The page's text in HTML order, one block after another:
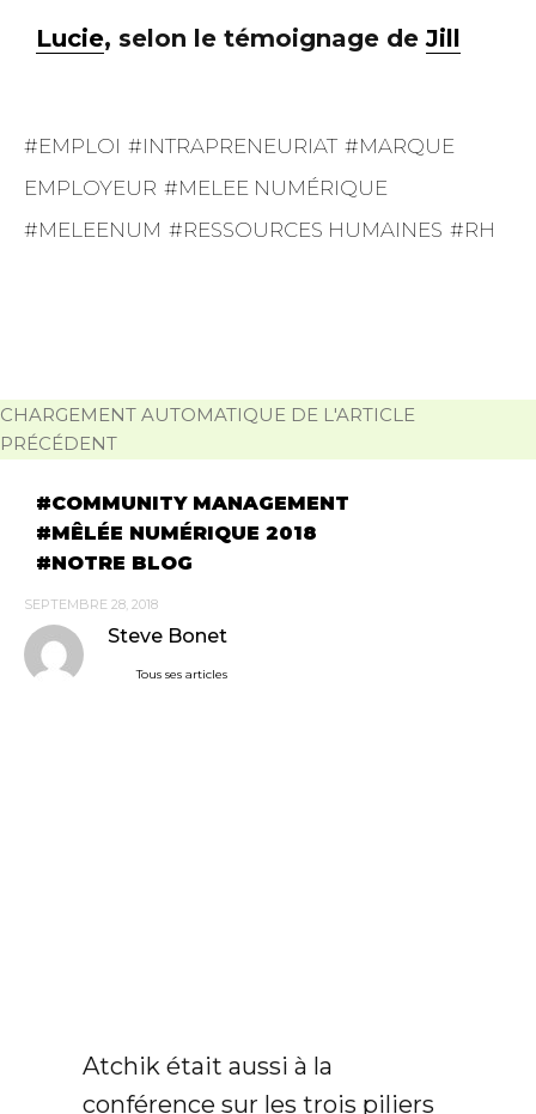
Lucie, selon le témoignage deJill
EMPLOI INTRAPRENEURIAT
MARQUE
EMPLOYEUR
MELEE NUMÉRIQUE
MELEENUM
RESSOURCES HUMAINES RH
CHARGEMENT AUTOMATIQUE DE L'ARTICLE
PRÉCÉDENT
COMMUNITY MANAGEMENT
MÊLÉE NUMÉRIQUE 2018
NOTRE BLOG
SEPTEMBRE 28, 2018
Steve Bonet
Tous ses articles
Atchik était aussi à la
conférence sur les trois piliers